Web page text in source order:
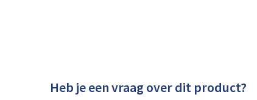
Heb je een vraag over dit product?